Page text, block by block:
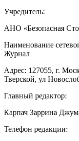
Учредитель:
АНО «Безопасная
Наименование
Журнал
Адрес: 127055, г.
Тверской, ул
Главный редактор:
Карпач Заррина
Телефон редакции: